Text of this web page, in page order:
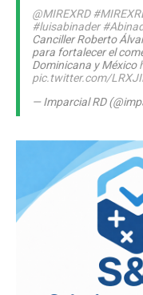
@MIREXRD
#luisabinader
Canciller Roberto
para fortalecer el
Dominicana y México
pic.twitter.com/
— Imparcial RD